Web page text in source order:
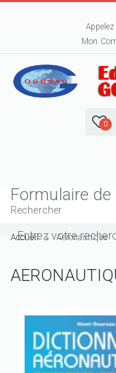
Mon
0
Formulaire de
Rechercher
Accueil Aéronautique